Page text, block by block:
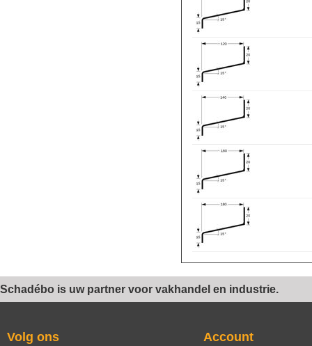
Schadébo is uw partner voor vakhandel en industrie.
Volg ons Account